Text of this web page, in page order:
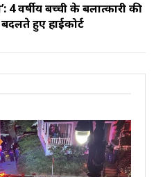
4 वर्षीय बच्ची के बलात्कारी की
हुए हाईकोर्ट